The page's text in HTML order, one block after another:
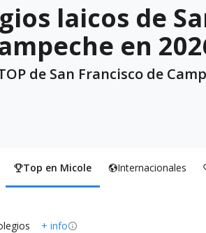
laicos de
en
de San Francisco de
Top en Micole Internacionales
+ info